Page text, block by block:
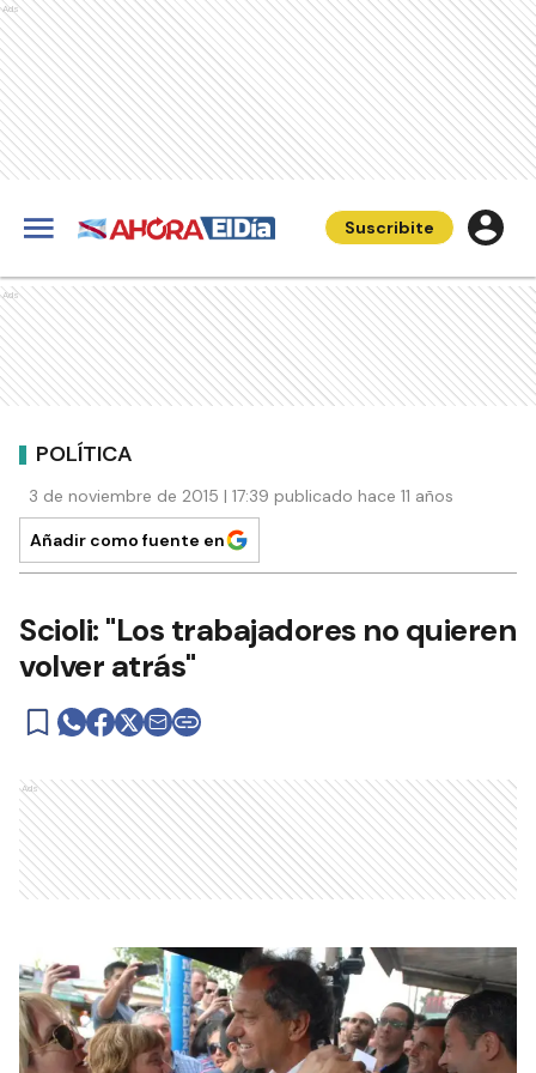
Ads
Suscribite
Ads
POLÍTICA
3 de noviembre de 2015 | 17:39 publicado hace 11 años
Añadir como fuente en
Scioli: "Los trabajadores no quieren
volver atrás"
Ads